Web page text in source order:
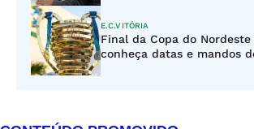
E.C.VITÓRIA
Final da Copa do Nordeste
conheça datas e mandos